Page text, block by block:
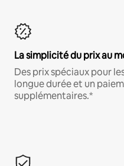
La simplicité du prix au
Des prix spéciaux pour
longue durée et un
supplémentaires.*